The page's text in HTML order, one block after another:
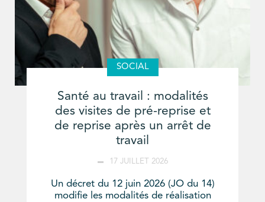
SOCIAL
Santé au travail : modalités
des visites de pré-reprise et
de reprise après un arrêt de
travail
17 JUILLET 2026
Un décret du 12 juin 2026 (JO du 14)
modifie les modalités de réalisation